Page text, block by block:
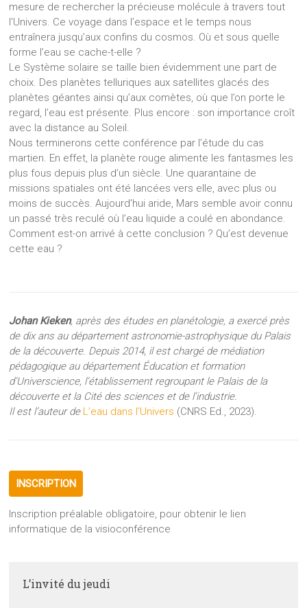
mesure de rechercher la précieuse molécule à travers tout
l’Univers. Ce voyage dans l’espace et le temps nous
entraînera jusqu’aux confins du cosmos. Où et sous quelle
forme l’eau se cache-t-elle ?
Le Système solaire se taille bien évidemment une part de
choix. Des planètes telluriques aux satellites glacés des
planètes géantes ainsi qu’aux comètes, où que l’on porte le
regard, l’eau est présente. Plus encore : son importance croît
avec la distance au Soleil.
Nous terminerons cette conférence par l’étude du cas
martien. En effet, la planète rouge alimente les fantasmes les
plus fous depuis plus d’un siècle. Une quarantaine de
missions spatiales ont été lancées vers elle, avec plus ou
moins de succès. Aujourd’hui aride, Mars semble avoir connu
un passé très reculé où l’eau liquide a coulé en abondance.
Comment est-on arrivé à cette conclusion ? Qu’est devenue
cette eau ?
Johan Kieken, après des études en planétologie, a exercé près
de dix ans au département astronomie-astrophysique du Palais
de la découverte. Depuis 2014, il est chargé de médiation
pédagogique au département Éducation et formation
d’Universcience, l’établissement regroupant le Palais de la
découverte et la Cité des sciences et de l’industrie.
Il est l’auteur de L’eau dans l’Univers (CNRS Ed., 2023).
INSCRIPTION
Inscription préalable obligatoire, pour obtenir le lien
informatique de la visioconférence
L’invité du jeudi